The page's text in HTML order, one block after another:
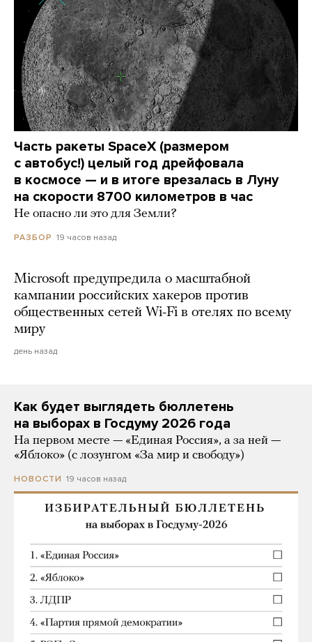
Часть ракеты SpaceX (размером
с автобус!) целый год дрейфовала
в космосе — и в итоге врезалась в Луну
на скорости 8700 километров в час
Не опасно ли это для Земли?
РАЗБОР 19 часов назад
Microsoft предупредила о масштабной
кампании российских хакеров против
общественных сетей Wi-Fi в отелях по всему
миру
день назад
Как будет выглядеть бюллетень
на выборах в Госдуму 2026 года
На первом месте — «Единая Россия», а за ней —
«Яблоко» (с лозунгом «За мир и свободу»)
НОВОСТИ 19 часов назад